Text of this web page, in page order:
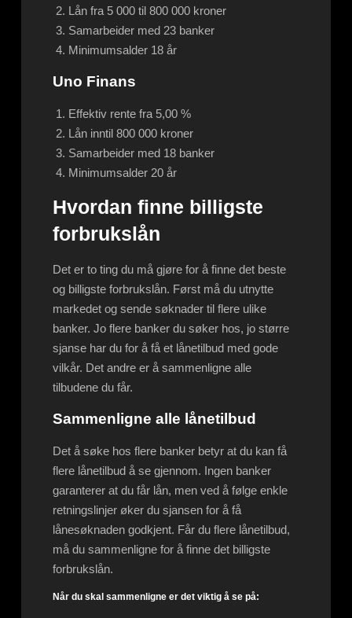
Lån fra 5 000 til 800 000 kroner
Samarbeider med 23 banker
Minimumsalder 18 år
Uno Finans
Effektiv rente fra 5,00 %
Lån inntil 800 000 kroner
Samarbeider med 18 banker
Minimumsalder 20 år
Hvordan finne billigste
forbrukslån
Det er to ting du må gjøre for å finne det beste
og billigste forbrukslån. Først må du utnytte
markedet og sende søknader til flere ulike
banker. Jo flere banker du søker hos, jo større
sjanse har du for å få et lånetilbud med gode
vilkår. Det andre er å sammenligne alle
tilbudene du får.
Sammenligne alle lånetilbud
Det å søke hos flere banker betyr at du kan få
flere lånetilbud å se gjennom. Ingen banker
garanterer at du får lån, men ved å følge enkle
retningslinjer øker du sjansen for å få
lånesøknaden godkjent. Får du flere lånetilbud,
må du sammenligne for å finne det billigste
forbrukslån.
Når du skal sammenligne er det viktig å se på: